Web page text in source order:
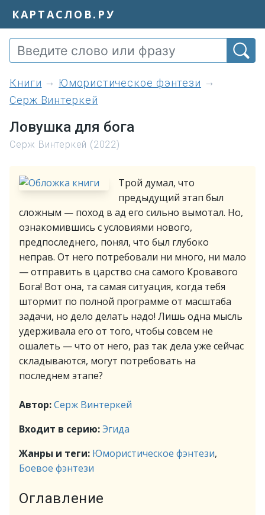
КАРТАСЛОВ.РУ
книги
Юмористическое фэнтези
Серж Винтеркей
Ловушка для бога
Серж Винтеркей (2022)
Трой думал, что
предыдущий этап был
сложным — поход в ад его сильно вымотал. Но,
ознакомившись с условиями нового,
предпоследнего, понял, что был глубоко
неправ. От него потребовали ни много, ни мало
— отправить в царство сна самого Кровавого
Бога! Вот она, та самая ситуация, когда тебя
штормит по полной программе от масштаба
задачи, но дело делать надо! Лишь одна мысль
удерживала его от того, чтобы совсем не
ошалеть — что от него, раз так дела уже сейчас
складываются, могут потребовать на
последнем этапе?
Автор:Серж Винтеркей
Входит в серию:Эгида
Жанры и теги: Юмористическое фэнтези,
Боевое фэнтези
Оглавление